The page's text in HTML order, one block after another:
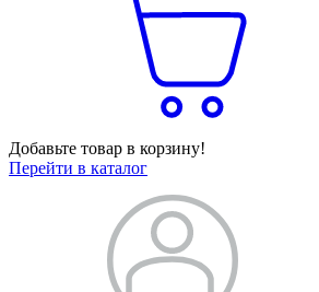
Добавьте товар в корзину!
Перейти в каталог